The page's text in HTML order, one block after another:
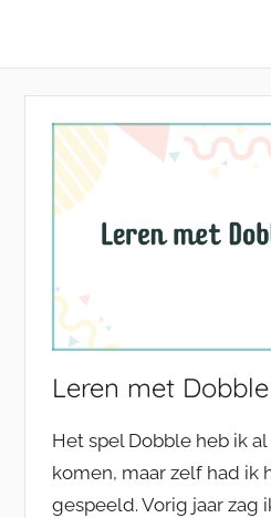
Leren met Dobble
Het spel Dobble heb ik
komen, maar zelf had ik
gespeeld. Vorig jaar zag